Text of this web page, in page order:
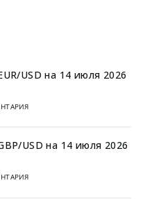
USD на 14 июля 2026
USD на 14 июля 2026